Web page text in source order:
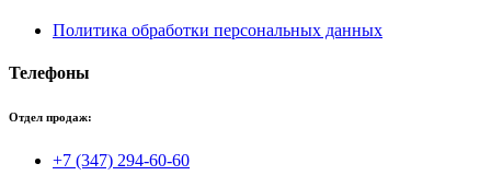
Политика обработки персональных данных
Телефоны
Отдел продаж:
+7 (347) 294-60-60